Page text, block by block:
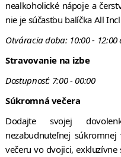
nealkoholické nápoje a
nie je súčasťou balíčka All
Otváracia doba: 10:00 - 12:00
Stravovanie na izbe
Dostupnosť: 7:00 - 00:00
Súkromná večera
Dodajte svojej
nezabudnuteľnej
večeru vo dvojici,